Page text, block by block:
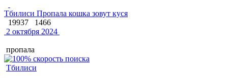
Тбилиси Пропала кошка зовут куся
19937
1466
2 октября 2024
пропала
Тбилиси